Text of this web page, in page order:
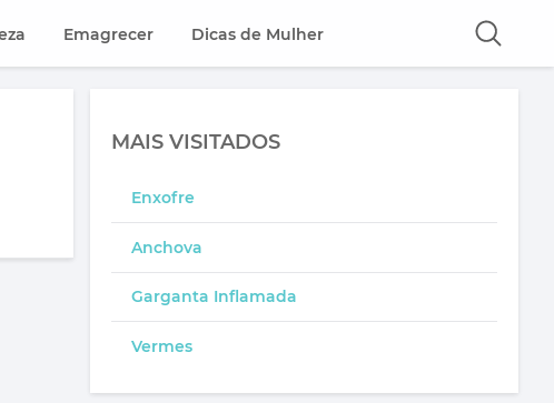
Emagrecer Dicas de Mulher
MAIS VISITADOS
Enxofre
Anchova
Garganta Inflamada
Vermes